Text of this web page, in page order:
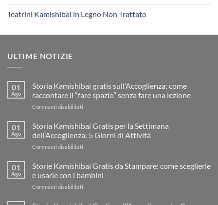
Teatrini Kamishibai in Legno Non Trattato
ULTIME NOTIZIE
01
Ago
Storia Kamishibai gratis sull’Accoglienza: come
raccontare il “fare spazio” senza fare una lezione
Commenti disabilitati
Kamishibai
sull’Accoglienza:
il
“fare
01
Ago
Storia Kamishibai Gratis per la Settimana
dell’Accoglienza: 5 Giorni di Attività
Commenti disabilitati
Kamishibai
per
01
Ago
Storie Kamishibai Gratis da Stampare: come sceglierle
e usarle con i bambini
Commenti disabilitati
Kamishibai